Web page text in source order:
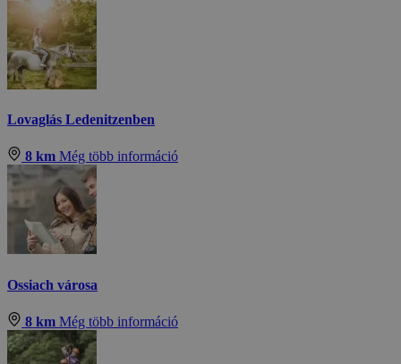
Lovaglás Ledenitzenben
8 km Még több információ
Ossiach városa
8 km Még több információ